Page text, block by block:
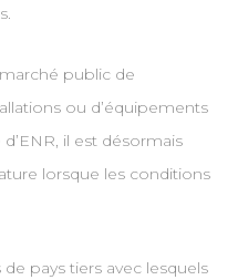
marché public de
ou d’équipements
il est désormais
lorsque les conditions
pays tiers avec lesquels